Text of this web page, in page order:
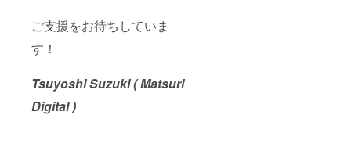
ご支援をお待ちしていま
す！
Tsuyoshi Suzuki ( Matsuri
Digital )